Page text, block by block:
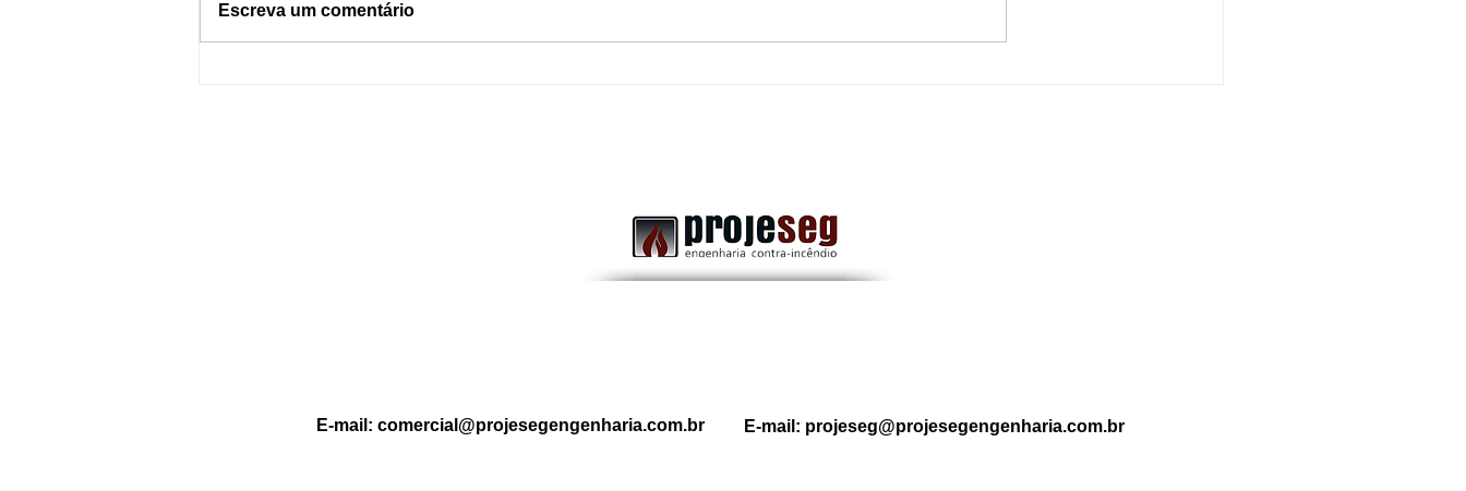
Escreva um comentário
E-mail: comercial@projesegengenharia.com.br E-mail: projeseg@projesegengenharia.com.br